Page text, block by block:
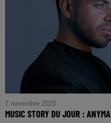
7 novembre 2023
MUSIC STORY DU JOUR : ANYMA